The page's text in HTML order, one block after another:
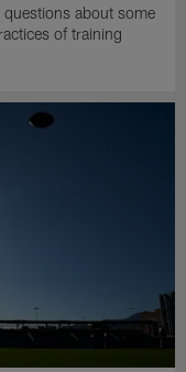
about some
of training